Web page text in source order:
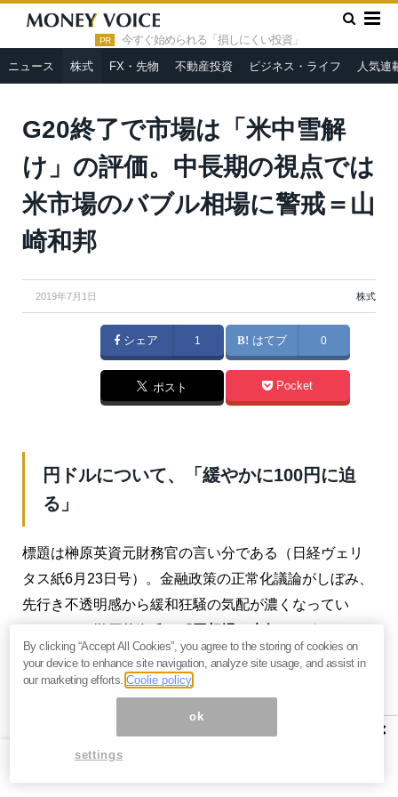
PR 今すぐ始められる「損しにくい投資」
ニュース 株式 FX・先物 不動産投資 ビジネス・ライフ 人気連
HOME » 株式 »
G20終了で市場は「米中雪解け」の評価。中長
期の視点では米市場のバブル相場に警戒＝山崎和邦
G20終了で市場は「米中雪解
け」の評価。中長期の視点では
米市場のバブル相場に警戒＝山
崎和邦
2019年7月1日 株式
シェア 1 はてブ 0
ポスト Pocket
円ドルについて、「緩やかに100円に迫
る」
標題は榊原英資元財務官の言い分である（日経ヴェリ
タス紙6月23日号）。金融政策の正常化議論がしぼみ、
先行き不透明感から緩和狂騒の気配が濃くなってい
て緩やかに1ドル＝100円に迫る
」と語っている（前掲
紙6月23日号）。
中長期の見方；日本の企業は円高をそれ
×
By clicking “Accept All Cookies”, you agree to the storing of cookies on
your device to enhance site navigation, analyze site usage, and assist in
our marketing efforts.Coolie policy
ok
settings